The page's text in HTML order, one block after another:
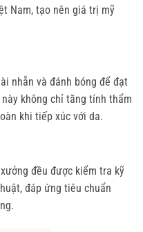
Nam, tạo nên giá trị mỹ
nhẵn và đánh bóng để đạt
không chỉ tăng tính thẩm
khi tiếp xúc với da.
đều được kiểm tra kỹ
đáp ứng tiêu chuẩn